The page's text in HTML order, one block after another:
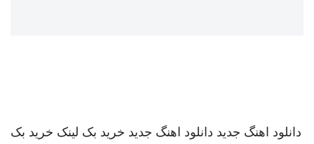
دانلود اهنگ جدید دانلود اهنگ جدید خرید بک لینک خرید بک